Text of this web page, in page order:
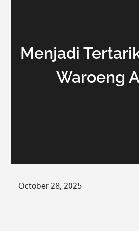
Menjadi
Waroeng
Posted
October 28, 2025